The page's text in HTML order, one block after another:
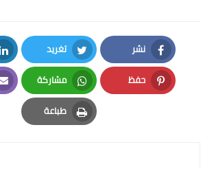
نشر
Facebook
تغريد
Twitter
حفظ
Pinterest
مشاركة
Whatsapp
طباعة
Print